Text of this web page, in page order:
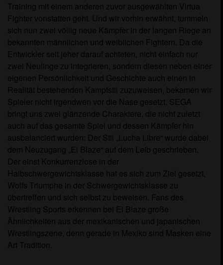
Training mit einem anderen zuvor ausgewählten Virtua
Fighter vonstatten geht. Und wir vorhin erwähnt, tummeln
sich nun zwei völlig neue Kämpfer in der langen Riege an
bekannten männlichen und weiblichen Fightern. Da die
Entwickler seit jeher darauf achteten, nicht einfach nur
zwei Neulinge zu integrieren, sondern diesen neben einer
eigenen Persönlichkeit und Geschichte auch einen in
Realität bestehenden Kampfstil zuzuweisen, bekamen wir
Spieler nicht irgendwen vor die Nase gesetzt. SEGA
bringt uns zwei glänzende Charaktere, die nicht zuletzt
auch auf das gesamte Spiel und dessen Kämpfer hin
ausbalanciert wurden: Der Stil „Lucha Libre“ wurde dabei
dem Neuzugang „El Blaze“ auf dem Leib geschrieben.
Der einst Konkurrenzlose in der
Halbschwergewichtsklasse hat es sich zum Ziel gesetzt,
Wolfs Triumphe in der Schwergewichtsklasse zu
übertreffen und sich selbst zu beweisen. Fans des
Wrestling Sports erkennen bei El Blaze große
Ähnlichkeiten aus der mexikanischen und japanischen
Wrestlingszene, denn gerade in Mexiko sind Masken eine
Art Tradition.